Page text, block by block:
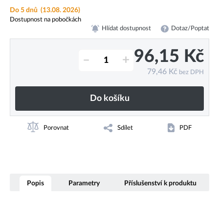
Do 5 dnů (13.08. 2026)
Dostupnost na pobočkách
Hlídat dostupnost Dotaz/Poptat
– + 96,15 Kč
79,46 Kč bez DPH
Do košíku
Porovnat Sdílet PDF
Popis Parametry Příslušenství k produktu